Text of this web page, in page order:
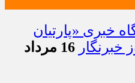
خبری «پارتیان
خبرنگار
16 مرداد